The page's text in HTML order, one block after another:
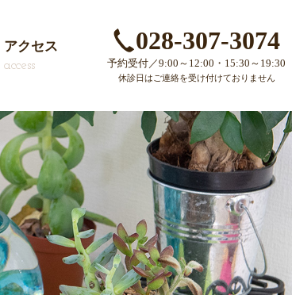
アクセス
access
028-307-3074
予約受付／9:00～12:00・15:30～19:30
休診日はご連絡を受け付けておりません